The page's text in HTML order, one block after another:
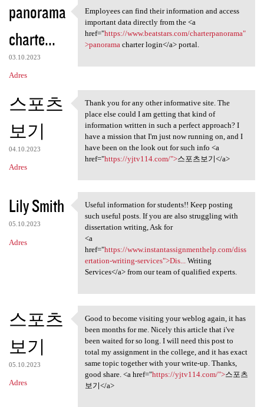
z
e
panorama
charte...
03.10.2023
Adres
Employees can find their
Employees can find their information and access
important data directly from the <a
href="https://www.beatstars.com/charterpanorama"
>panoramacharter login</a> portal.
스포츠
보기
04.10.2023
Adres
Thank you for any other
Thank you for any other informative site. The
place else could I am getting that kind of
information written in such a perfect approach? I
have a mission that I'm just now running on, and I
have been on the look out for such info <a
href="https://yjtv114.com/">스포츠보기</a>
Lily Smith
05.10.2023
Adres
Useful information for
Useful information for students!! Keep posting
such useful posts. If you are also struggling with
dissertation writing, Ask for
<a
href="https://www.instantassignmenthelp.com/diss
ertation-writing-services">Dis...Writing
Services</a> from our team of qualified experts.
스포츠
보기
05.10.2023
Adres
Good to become visiting your
Good to become visiting your weblog again, it has
been months for me. Nicely this article that i've
been waited for so long. I will need this post to
total my assignment in the college, and it has exact
same topic together with your write-up. Thanks,
good share. <a href="https://yjtv114.com/">스포츠
보기</a>